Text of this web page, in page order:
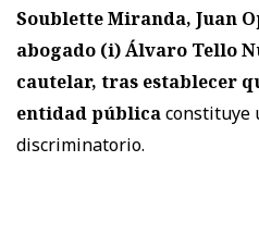
Soublette Miranda, Juan
abogado (i) Álvaro Tello
cautelar, tras establecer
entidad públicaconstituye
discriminatorio.